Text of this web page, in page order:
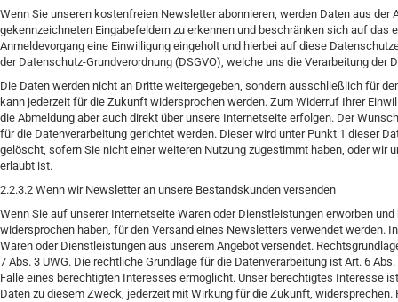
Wenn Sie unseren kostenfreien Newsletter abonnieren, werden Daten aus
gekennzeichneten Eingabefeldern zu erkennen und beschränken sich auf
Anmeldevorgang eine Einwilligung eingeholt und hierbei auf diese
der Datenschutz-Grundverordnung (DSGVO), welche uns die Verarbeitung
Die Daten werden nicht an Dritte weitergegeben, sondern ausschließlich für
kann jederzeit für die Zukunft widersprochen werden. Zum Widerruf Ihrer
die Abmeldung aber auch direkt über unsere Internetseite erfolgen. Der
für die Datenverarbeitung gerichtet werden. Dieser wird unter Punkt 1 dieser
gelöscht, sofern Sie nicht einer weiteren Nutzung zugestimmt haben, oder
erlaubt ist.
2.2.3.2 Wenn wir Newsletter an unsere Bestandskunden versenden
Wenn Sie auf unserer Internetseite Waren oder Dienstleistungen erworben
widersprochen haben, für den Versand eines Newsletters verwendet
Waren oder Dienstleistungen aus unserem Angebot versendet.
7 Abs. 3 UWG. Die rechtliche Grundlage für die Datenverarbeitung ist Art. 6
Falle eines berechtigten Interesses ermöglicht. Unser berechtigtes Interesse
Daten zu diesem Zweck, jederzeit mit Wirkung für die Zukunft,